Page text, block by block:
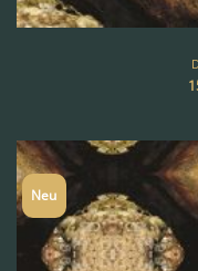
Neu